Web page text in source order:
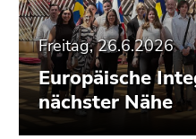
Freitag, 26.6.2026
Europäische
nächster Nähe